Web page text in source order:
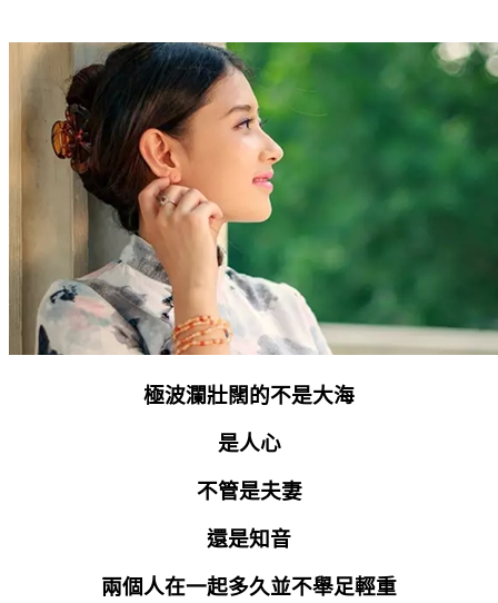
極波瀾壯闊的不是大海
是人心
不管是夫妻
還是知音
兩個人在一起多久並不舉足輕重